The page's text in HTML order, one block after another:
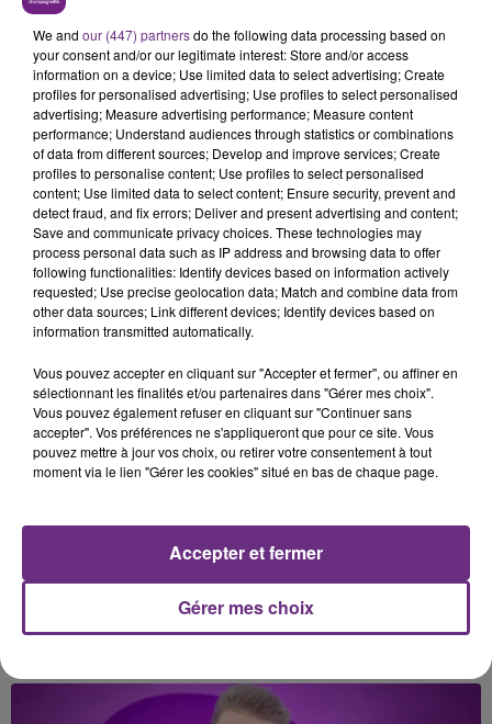
4h49
4h49
METALLICA
Nothing Else Matters.
4h45
4h45
OLIVIA RODRIGO
Stupid Song
4h42
4h42
ZAHO & MC SOLAAR
We and our (447) partnersdo the following data processing based on
your consent and/or our legitimate interest: Store and/or access
information on a device; Use limited data to select advertising; Create
profiles for personalised advertising; Use profiles to select personalised
advertising; Measure advertising performance; Measure content
performance; Understand audiences through statistics or combinations
of data from different sources; Develop and improve services; Create
profiles to personalise content; Use profiles to select personalised
content; Use limited data to select content; Ensure security, prevent and
detect fraud, and fix errors; Deliver and present advertising and content;
Save and communicate privacy choices. These technologies may
process personal data such as IP address and browsing data to offer
following functionalities: Identify devices based on information actively
requested; Use precise geolocation data; Match and combine data from
other data sources; Link different devices; Identify devices based on
information transmitted automatically.
Vous pouvez accepter en cliquant sur "Accepter et fermer", ou affiner en
sélectionnant les finalités et/ou partenaires dans "Gérer mes choix".
Vous pouvez également refuser en cliquant sur "Continuer sans
accepter". Vos préférences ne s'appliqueront que pour ce site. Vous
pouvez mettre à jour vos choix, ou retirer votre consentement à tout
moment via le lien "Gérer les cookies" situé en bas de chaque page.
Gérer mes choix
Accepter et fermer